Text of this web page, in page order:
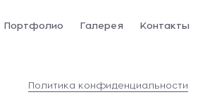
Портфолио Галерея Контакты
Политика конфиденциальности